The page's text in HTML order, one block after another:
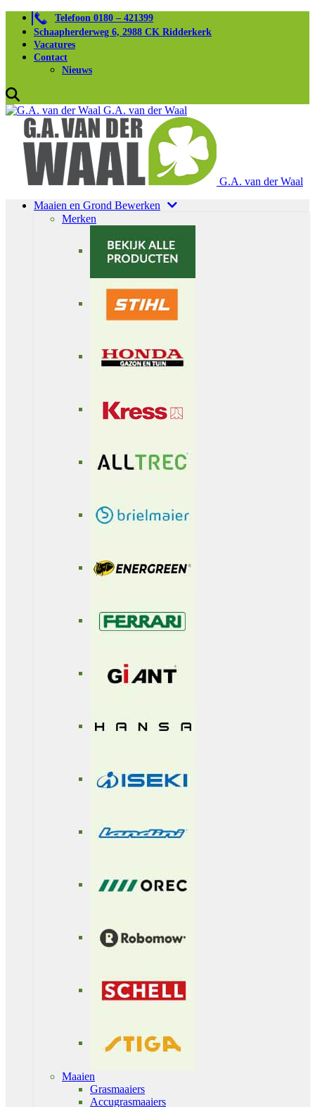
Telefoon 0180 – 421399
Schaapherderweg 6, 2988 CK Ridderkerk
Vacatures
Contact
Nieuws
G.A. van der Waal
G.A. van der Waal
Maaien en Grond Bewerken
Merken
Maaien
Grasmaaiers
Accugrasmaaiers